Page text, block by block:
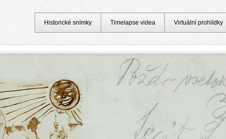
Historické snímky Timelapse videa Virtuální prohlídky